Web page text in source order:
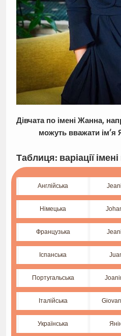
Дівчата по імені Жанна,
можуть вважати ім’я
Таблиця: варіації
Англійська
Німецька
Французька
Іспанська
Португальська
Італійська
Українська